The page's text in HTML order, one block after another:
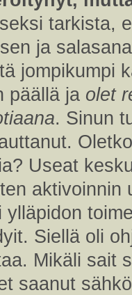
tarkista,
ja
jompikumpi
päällä ja olet
. Sinun
Useat
ylläpidon
Siellä oli
Mikäli sait
saanut